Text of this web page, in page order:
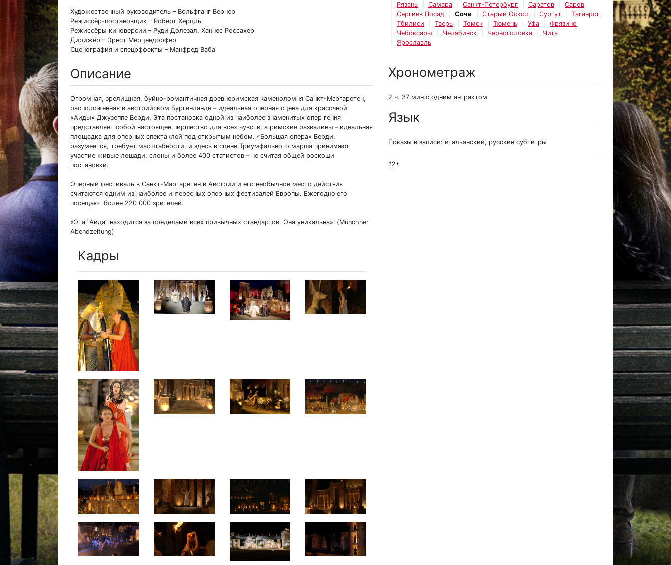
Художественный руководитель – Вольфганг Вернер
Режиссёр-постановщик – Роберт Херцль
Режиссёры киноверсии – Руди Долезал, Ханнес Россахер
Дирижёр – Эрнст Мерцендорфер
Сценография и спецэффекты – Манфред Ваба
Описание
Огромная, зрелищная, буйно-романтичная древнеримская каменоломня Санкт-Маргаретен,
расположенная в австрийском Бургенланде – идеальная оперная сцена для красочной
«Аиды» Джузеппе Верди. Эта постановка одной из наиболее знаменитых опер гения
представляет собой настоящее пиршество для всех чувств, а римские развалины – идеальная
площадка для оперных спектаклей под открытым небом. «Большая опера» Верди,
разумеется, требует масштабности, и здесь в сцене Триумфального марша принимают
участие живые лошади, слоны и более 400 статистов – не считая общей роскоши
постановки.
Оперный фестиваль в Санкт-Маргаретен в Австрии и его необычное место действия
считаются одним из наиболее интересных оперных фестивалей Европы. Ежегодно его
посещают более 220 000 зрителей.
«Эта “Аида” находится за пределами всех привычных стандартов. Она уникальна». (Münchner
Abendzeitung)
Кадры
Рязань
Самара Санкт-Петербург Саратов
Саров
Сергиев Посад
Сочи Старый Оскол Сургут
Таганрог
Тбилиси
Тверь Томск Тюмень Уфа
Фрязино
Чебоксары
Челябинск Черноголовка
Чита
Ярославль
Хронометраж
2 ч. 37 мин.с одним антрактом
Язык
Показы в записи: итальянский, русские субтитры
12+